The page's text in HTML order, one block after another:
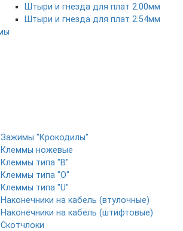
Штыри и гнезда для плат 2.00мм
Штыри и гнезда для плат 2.54мм
Зажимы "Крокодилы"
Клеммы ножевые
Клеммы типа "B"
Клеммы типа "O"
Клеммы типа "U"
Наконечники на кабель (втулочные)
Наконечники на кабель (штифтовые)
Скотчлоки